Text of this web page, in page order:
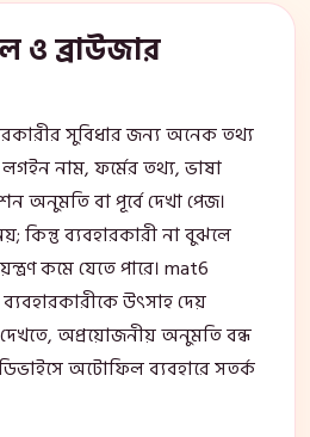
ব্রাউজার
সুবিধার জন্য অনেক তথ্য
নাম, ফর্মের তথ্য, ভাষা
অনুমতি বা পূর্বে দেখা পেজ।
কিন্তু ব্যবহারকারী না বুঝলে
কমে যেতে পারে। mat6
উৎসাহ দেয়
দেখতে, অপ্রয়োজনীয় অনুমতি বন্ধ
অটোফিল ব্যবহারে সতর্ক